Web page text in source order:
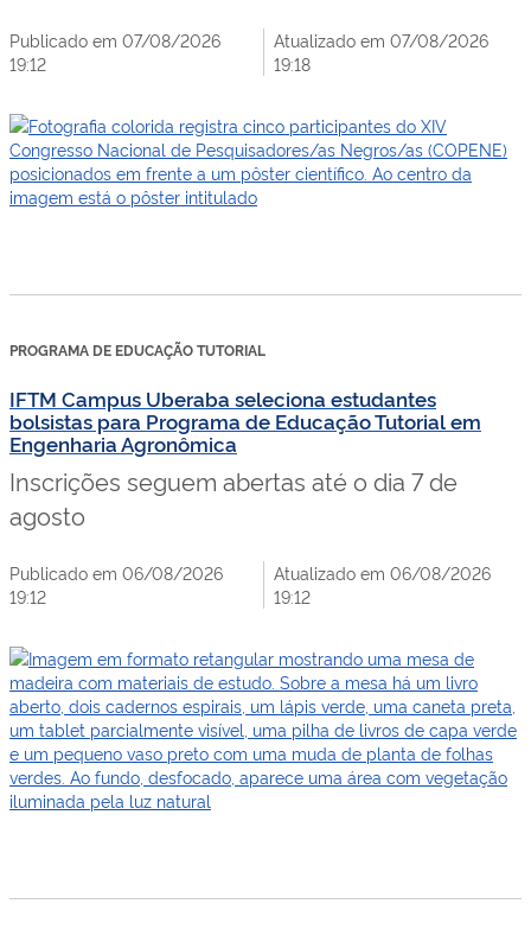
Publicado em 07/08/2026
19:12
Atualizado em 07/08/2026
19:18
PROGRAMA DE EDUCAÇÃO TUTORIAL
IFTM Campus Uberaba seleciona estudantes
bolsistas para Programa de Educação Tutorial em
Engenharia Agronômica
Inscrições seguem abertas até o dia 7 de
agosto
Publicado em 06/08/2026
19:12
Atualizado em 06/08/2026
19:12